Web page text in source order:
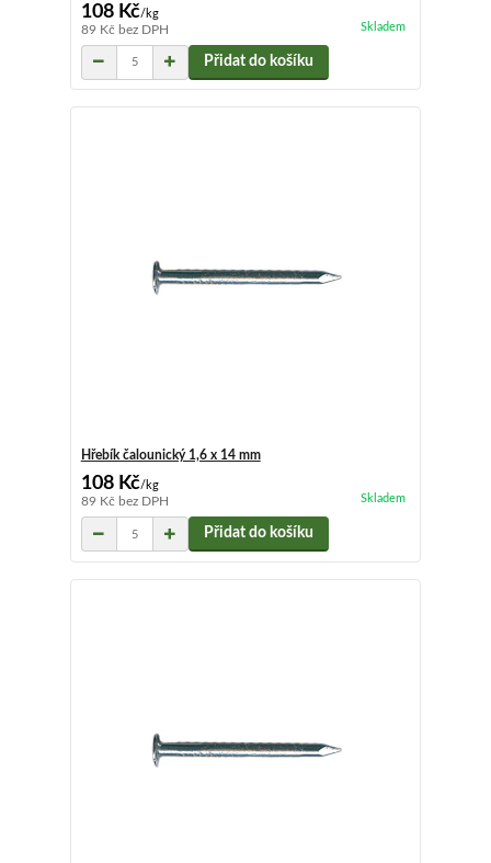
108 Kč/kg
89 Kč bez DPH Skladem
Přidat do košíku
Hřebík čalounický 1,6 x 14 mm
108 Kč/kg
89 Kč bez DPH Skladem
Přidat do košíku